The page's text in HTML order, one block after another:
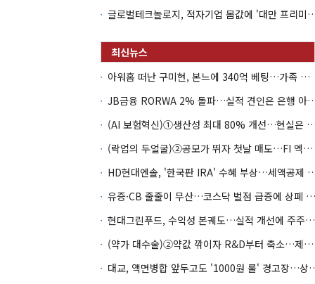
글로벌테크놀로지, 적자기업 몸값
아워홈 떠난 구미현, 본느에 340억 베팅…가족 지배체제 구축
JB금융 RORWA 2% 돌파…실
(AI 보험혁신)①생산성 최대 80%
(락업의 두얼굴)②공모가 뛰자 첫날 매도…FI 엑시트 전략 갈렸다
HD현대엔솔, '한국판 IRA' 수혜
유증·CB 줄줄이 무산…코스닥 벌점 급증에 상폐 압박
현대그린푸드, 수익성 본궤도…실적 개선에 주주환원까지
(약가 대수술)②약값 깎이자 R&D부터 축소…제약업계 비상경영 돌입
대교, 액면병합 앞두고